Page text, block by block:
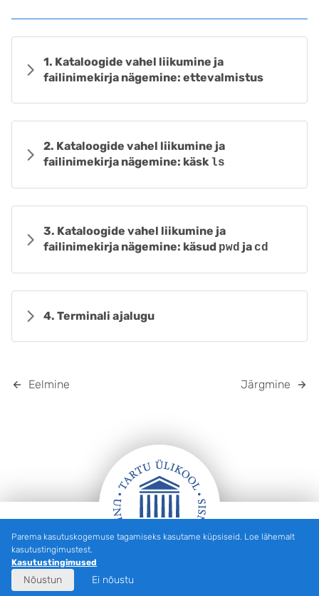
1. Kataloogide vahel liikumine ja
failinimekirja nägemine: ettevalmistus
2. Kataloogide vahel liikumine ja
failinimekirja nägemine: käsk ls
3. Kataloogide vahel liikumine ja
failinimekirja nägemine: käsud pwd ja cd
4. Terminali ajalugu
Eelmine Järgmine
Jalus
Parema kasutuskogemuse tagamiseks kasutame küpsiseid. Loe lähemalt
kasutustingimustest.
Kasutustingimused
Nõustun Ei nõustu